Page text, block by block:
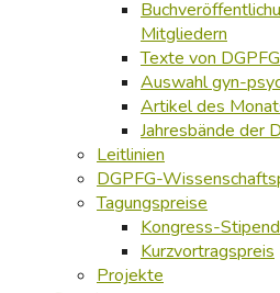
Mitgliedern
Texte von
Auswahl gyn-
Artikel des
Jahresbände der
Leitlinien
DGPFG-
Tagungspreise
Kongress-
Kurzvortragspreis
Projekte